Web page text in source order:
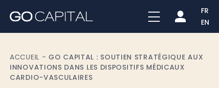
FR
EN
ACCUEIL - GO CAPITAL : SOUTIEN STRATÉGIQUE AUX
INNOVATIONS DANS LES DISPOSITIFS MÉDICAUX
CARDIO-VASCULAIRES